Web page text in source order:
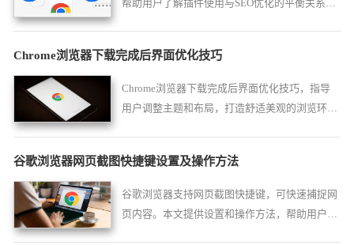
帮助用户了解插件使用与SEO优化的平衡关系，
Chrome浏览器下载完成后界面优化技巧
Chrome浏览器下载完成后界面优化技巧，指导
用户调整主题和布局，打造舒适美观的浏览环
谷歌浏览器网页截图快捷键设置及操作方法
谷歌浏览器支持网页截图快捷键，可快速捕捉网
页内容。本文提供设置和操作方法，帮助用户高